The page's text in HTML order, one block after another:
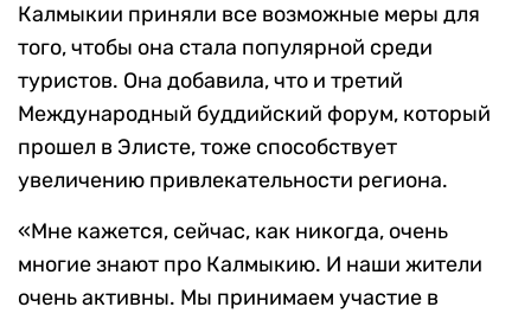
Калмыкии приняли все возможные меры для
того, чтобы она стала популярной среди
туристов. Она добавила, что и третий
Международный буддийский форум, который
прошел в Элисте, тоже способствует
увеличению привлекательности региона.
«Мне кажется, сейчас, как никогда, очень
многие знают про Калмыкию. И наши жители
очень активны. Мы принимаем участие в